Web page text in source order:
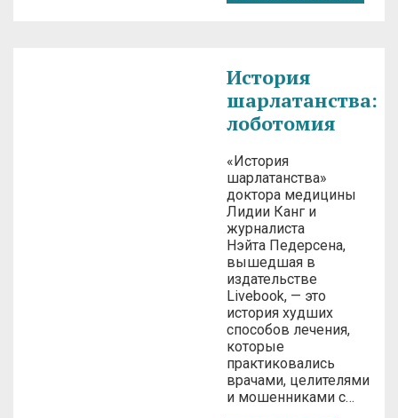
История
шарлатанства:
лоботомия
«История
шарлатанства»
доктора медицины
Лидии Канг и
журналиста
Нэйта Педерсена,
вышедшая в
издательстве
Livebook, — это
история худших
способов лечения,
которые
практиковались
врачами, целителями
и мошенниками с…